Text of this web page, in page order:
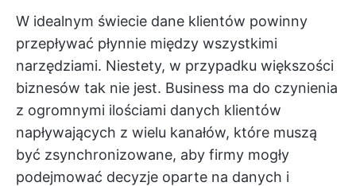
W idealnym świecie dane klientów powinny
przepływać płynnie między wszystkimi
narzędziami. Niestety, w przypadku większości
biznesów tak nie jest. Business ma do czynienia
z ogromnymi ilościami danych klientów
napływających z wielu kanałów, które muszą
być zsynchronizowane, aby firmy mogły
podejmować decyzje oparte na danych i